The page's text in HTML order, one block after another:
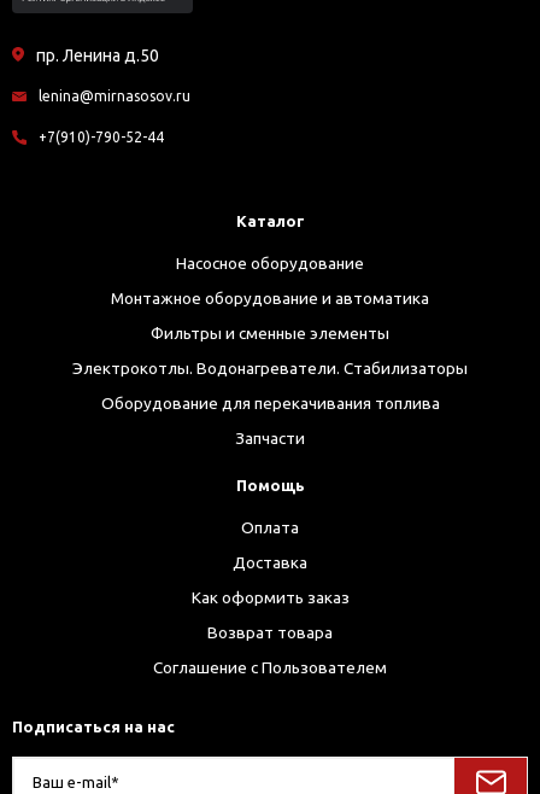
пр. Ленина д.50
lenina@mirnasosov.ru
+7(910)-790-52-44
Каталог
Насосное оборудование
Монтажное оборудование и автоматика
Фильтры и сменные элементы
Электрокотлы. Водонагреватели. Стабилизаторы
Оборудование для перекачивания топлива
Запчасти
Помощь
Оплата
Доставка
Как оформить заказ
Возврат товара
Соглашение с Пользователем
Подписаться на нас